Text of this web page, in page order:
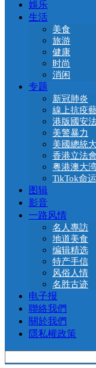
娛乐
生活
美食
旅游
健康
时尚
消闲
专题
新冠肺炎
線上抗疫
港版國安
美警暴力
美國總統
香港立法
粤港澳大
TikTok命
图辑
影音
一路风情
名人專訪
地道美食
编辑精选
特产手信
风俗人情
名胜古迹
电子报
聯絡我們
關於我們
隱私權政策